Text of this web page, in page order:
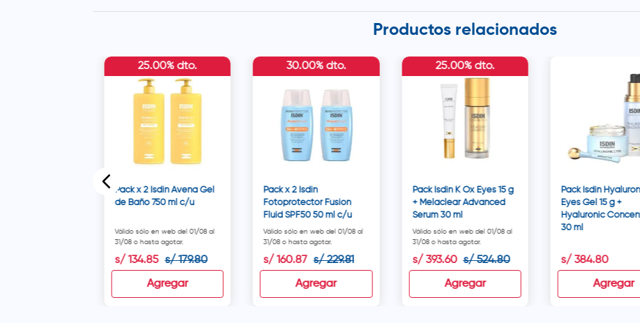
Productos relacionados
Pack x 2 Isdin Avena Gel
de Baño 750 ml c/u
Válido sólo en web del 01/08 al
31/08 o hasta agotar.
s/ 134.85 s/ 179.80
25.00% dto.
Agregar
Pack x 2 Isdin
Fotoprotector Fusion
Fluid SPF50 50 ml c/u
Válido sólo en web del 01/08 al
31/08 o hasta agotar.
s/ 160.87 s/ 229.81
30.00% dto.
Agregar
Pack Isdin K Ox Eyes 15 g
+ Melaclear Advanced
Serum 30 ml
Válido sólo en web del 01/08 al
31/08 o hasta agotar.
s/ 393.60 s/ 524.80
25.00% dto.
Agregar
Pack Isdin
Eyes Gel 15 g +
Hyaluronic
30 ml
s/ 384.80
Agregar